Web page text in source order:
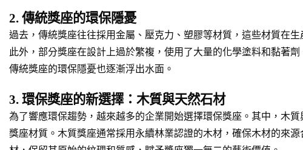
2. 傳統獎座的環保隱憂
過去，傳統獎座往往採用金屬、壓克力、塑膠等材質，這些材質在
此外，部分獎座在設計上過於繁複，使用了大量的化學塗料和黏著
傳統獎座的環保隱憂也逐漸浮出水面。
3. 環保獎座的新選擇：木質與天然石材
為了響應環保趨勢，越來越多的企業開始選擇環保獎座。其中，木
獎座材質。木質獎座通常採用永續林業認證的木材，確保木材的來